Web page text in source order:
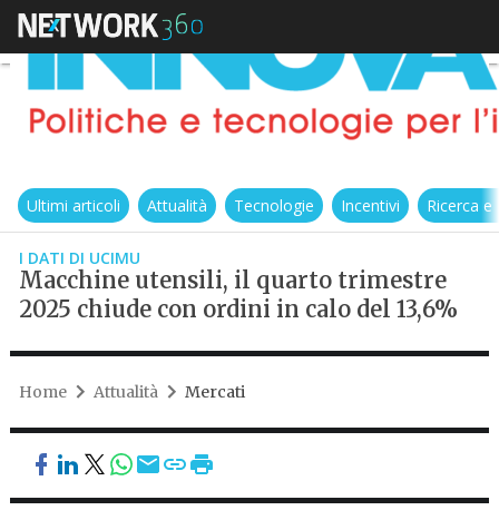
Ultimi articoli Attualità Tecnologie Incentivi Ricerca
I DATI DI UCIMU
Macchine utensili, il quarto trimestre
2025 chiude con ordini in calo del 13,6%
Home Attualità Mercati